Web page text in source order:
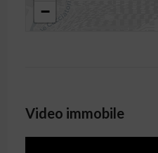
−
Video immobile